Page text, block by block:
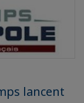
lancent